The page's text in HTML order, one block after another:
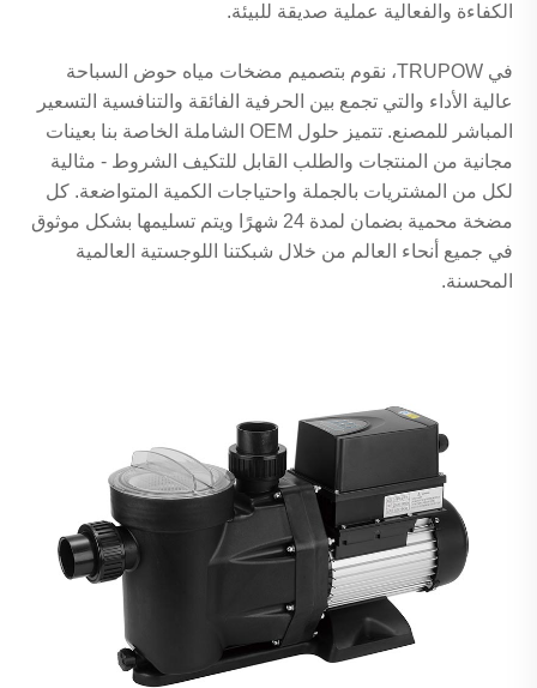
الكفاءة والفعالية عملية صديقة للبيئة.
في TRUPOW، نقوم بتصميم مضخات مياه حوض السباحة
عالية الأداء والتي تجمع بين الحرفية الفائقة والتنافسية التسعير
المباشر للمصنع. تتميز حلول OEM الشاملة الخاصة بنا بعينات
مجانية من المنتجات والطلب القابل للتكيف الشروط - مثالية
لكل من المشتريات بالجملة واحتياجات الكمية المتواضعة. كل
مضخة محمية بضمان لمدة 24 شهرًا ويتم تسليمها بشكل موثوق
في جميع أنحاء العالم من خلال شبكتنا اللوجستية العالمية
المحسنة.